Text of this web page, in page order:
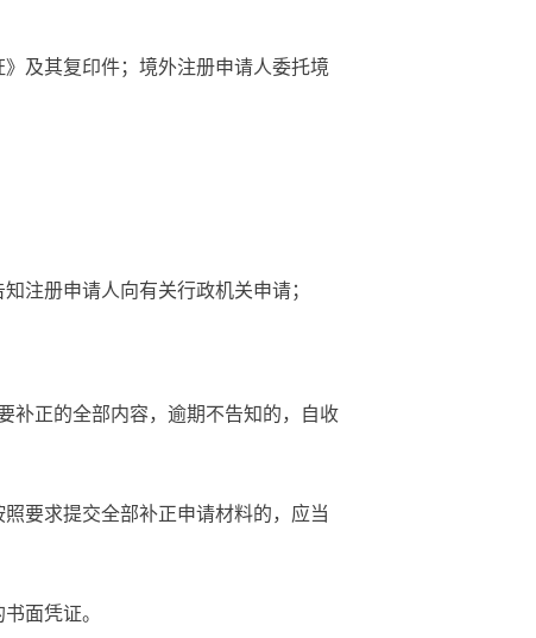
及其复印件；境外注册申请人委托境
注册申请人向有关行政机关申请；
补正的全部内容，逾期不告知的，自收
要求提交全部补正申请材料的，应当
面凭证。